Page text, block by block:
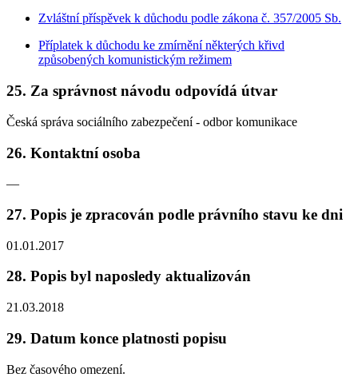
Zvláštní příspěvek k důchodu podle zákona č. 357/2005 Sb.
Příplatek k důchodu ke zmírnění některých křivd
způsobených komunistickým režimem
25. Za správnost návodu odpovídá útvar
Česká správa sociálního zabezpečení - odbor komunikace
26. Kontaktní osoba
—
27. Popis je zpracován podle právního stavu ke dni
01.01.2017
28. Popis byl naposledy aktualizován
21.03.2018
29. Datum konce platnosti popisu
Bez časového omezení.